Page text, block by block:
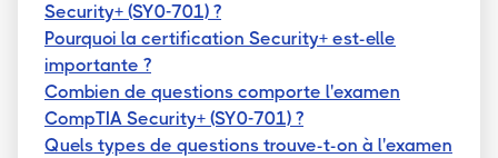
Security+ (SY0-701) ?
Pourquoi la certification Security+ est-elle
importante ?
Combien de questions comporte l'examen
CompTIA Security+ (SY0-701) ?
Quels types de questions trouve-t-on à l'examen